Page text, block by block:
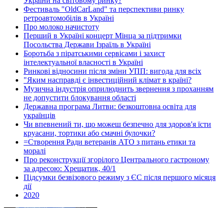
Фестиваль "OldCarLand" та перспективи ринку
ретроавтомобілів в Україні
Про молоко начистоту
Перший в Україні концерт Мінца за підтримки
Посольства Держави Ізраїль в Україні
Боротьба з піратськими сервісами і захист
інтелектуальної власності в Україні
Ринкові відносини після зміни УПП: вигода для всіх
"Яким насправді є інвестиційний клімат в країні?
Музична індустрія оприлюднить звернення з проханням
не допустити блокування області
Державна програма Литви: безкоштовна освіта для
українців
Чи впевнений ти, що можеш безпечно для здоров'я їсти
круасани, тортики або смачні булочки?
=Створення Ради ветеранів АТО з питань етики та
моралі
Про реконструкції згорілого Центрального гастроному
за адресою: Хрещатик, 40/1
Підсумки безвізового режиму з ЄС після першого місяця
дії
2020